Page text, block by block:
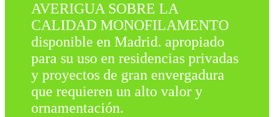
AVERIGUA SOBRE LA
CALIDAD MONOFILAMENTO
disponible en Madrid. apropiado
para su uso en residencias privadas
y proyectos de gran envergadura
que requieren un alto valor y
ornamentación.